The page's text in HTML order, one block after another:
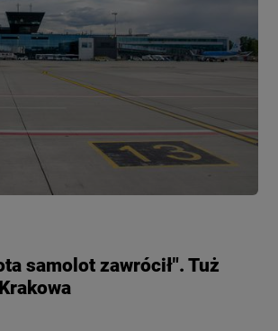
samolot zawrócił". Tuż